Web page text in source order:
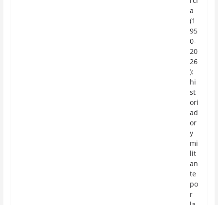
a
(1
95
0-
20
26
):
hi
st
ori
ad
or
y
mi
lit
an
te
po
r